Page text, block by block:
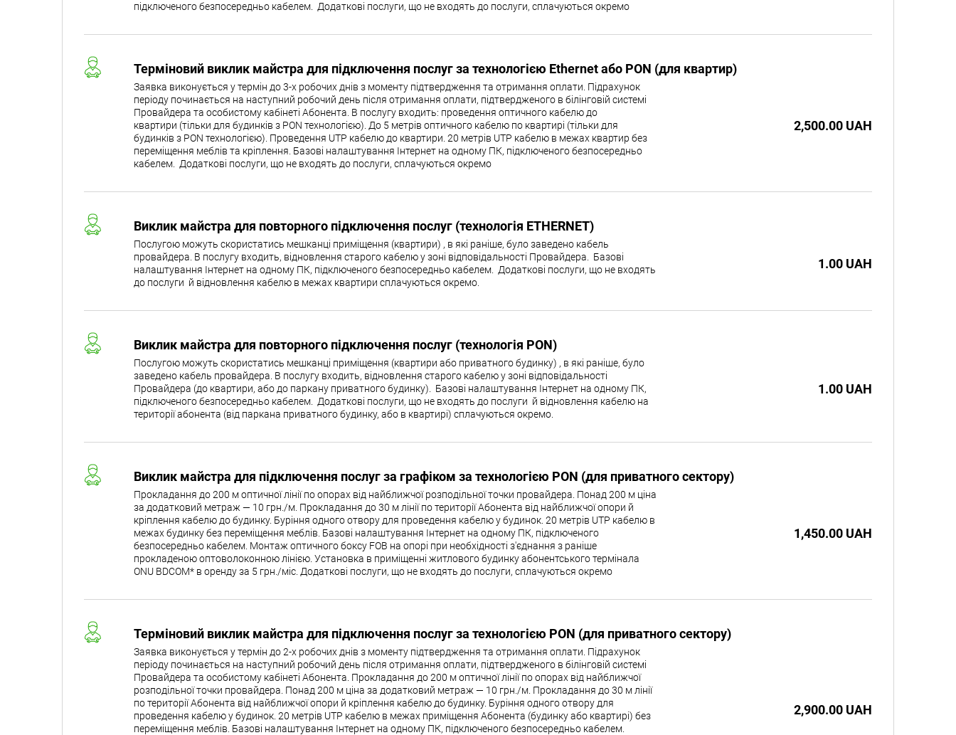
підключеного безпосередньо кабелем. Додаткові послуги, що не входять до послуги, сплачуються окремо
Терміновий виклик майстра для підключення послуг за технологією Ethernet або PON (для квартир)
Заявка виконується у термін до 3-х робочих днів з моменту підтвердження та отримання оплати. Підрахунок
періоду починається на наступний робочий день після отримання оплати, підтвердженого в білінговій системі
Провайдера та особистому кабінеті Абонента. В послугу входить: проведення оптичного кабелю до
квартири (тільки для будинків з PON технологією). До 5 метрів оптичного кабелю по квартирі (тільки для
будинків з PON технологією). Проведення UTP кабелю до квартири. 20 метрів UTP кабелю в межах квартир без
переміщення меблів та кріплення. Базові налаштування Інтернет на одному ПК, підключеного безпосередньо
кабелем. Додаткові послуги, що не входять до послуги, сплачуються окремо
2,500.00 UAH
Виклик майстра для повторного підключення послуг (технологія ETHERNET)
Послугою можуть скористатись мешканці приміщення (квартири) , в які раніше, було заведено кабель
провайдера. В послугу входить, відновлення старого кабелю у зоні відповідальності Провайдера. Базові
налаштування Інтернет на одному ПК, підключеного безпосередньо кабелем. Додаткові послуги, що не входять
до послуги й відновлення кабелю в межах квартири сплачуються окремо.
1.00 UAH
Виклик майстра для повторного підключення послуг (технологія PON)
Послугою можуть скористатись мешканці приміщення (квартири або приватного будинку) , в які раніше, було
заведено кабель провайдера. В послугу входить, відновлення старого кабелю у зоні відповідальності
Провайдера (до квартири, або до паркану приватного будинку). Базові налаштування Інтернет на одному ПК,
підключеного безпосередньо кабелем. Додаткові послуги, що не входять до послуги й відновлення кабелю на
території абонента (від паркана приватного будинку, або в квартирі) сплачуються окремо.
1.00 UAH
Виклик майстра для підключення послуг за графіком за технологією PON (для приватного сектору)
Прокладання до 200 м оптичної лінії по опорах від найближчої розподільної точки провайдера. Понад 200 м ціна
за додатковий метраж — 10 грн./м. Прокладання до 30 м лінії по території Абонента від найближчої опори й
кріплення кабелю до будинку. Буріння одного отвору для проведення кабелю у будинок. 20 метрів UTP кабелю в
межах будинку без переміщення меблів. Базові налаштування Інтернет на одному ПК, підключеного
безпосередньо кабелем. Монтаж оптичного боксу FOB на опорі при необхідності з'єднання з раніше
прокладеною оптоволоконною лінією. Установка в приміщенні житлового будинку абонентського термінала
ONU BDCOM* в оренду за 5 грн./міс. Додаткові послуги, що не входять до послуги, сплачуються окремо
1,450.00 UAH
Терміновий виклик майстра для підключення послуг за технологією PON (для приватного сектору)
Заявка виконується у термін до 2-х робочих днів з моменту підтвердження та отримання оплати. Підрахунок
періоду починається на наступний робочий день після отримання оплати, підтвердженого в білінговій системі
Провайдера та особистому кабінеті Абонента. Прокладання до 200 м оптичної лінії по опорах від найближчої
розподільної точки провайдера. Понад 200 м ціна за додатковий метраж — 10 грн./м. Прокладання до 30 м лінії
по території Абонента від найближчої опори й кріплення кабелю до будинку. Буріння одного отвору для
проведення кабелю у будинок. 20 метрів UTP кабелю в межах приміщення Абонента (будинку або квартирі) без
переміщення меблів. Базові налаштування Інтернет на одному ПК, підключеного безпосередньо кабелем.
2,900.00 UAH